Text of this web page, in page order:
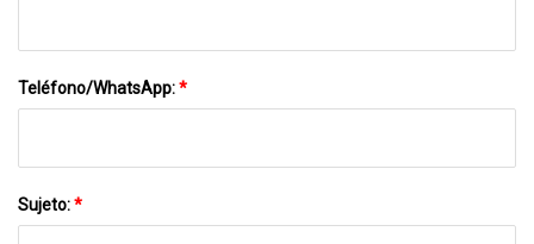
Teléfono/WhatsApp:*
Sujeto:*